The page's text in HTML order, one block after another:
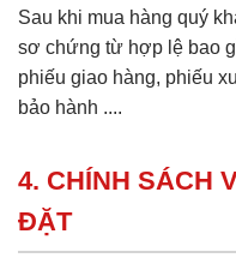
Sau khi mua hàng quý
sơ chứng từ hợp lệ bao
phiếu giao hàng, phiếu
bảo hành ....
4. CHÍNH SÁCH
ĐẶT